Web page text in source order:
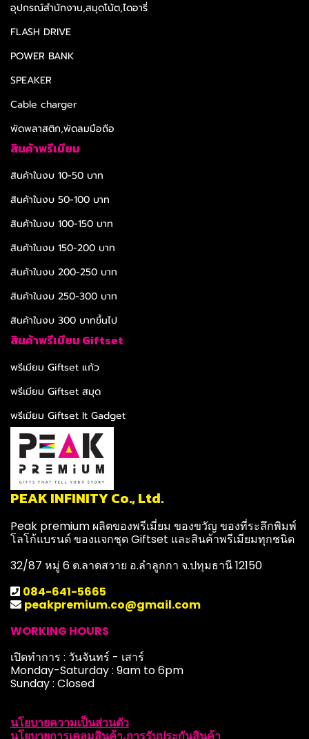
อุปกรณ์สำนักงาน,สมุดโน้ต,ไดอารี่
FLASH DRIVE
POWER BANK
SPEAKER
Cable charger
พัดพลาสติก,พัดลมมือถือ
สินค้าพรีเมียม
สินค้าในงบ 10-50 บาท
สินค้าในงบ 50-100 บาท
สินค้าในงบ 100-150 บาท
สินค้าในงบ 150-200 บาท
สินค้าในงบ 200-250 บาท
สินค้าในงบ 250-300 บาท
สินค้าในงบ 300 บาทขึ้นไป
สินค้าพรีเมียม Giftset
พรีเมียม Giftset แก้ว
พรีเมียม Giftset สมุด
พรีเมียม Giftset It Gadget
PEAK INFINITY Co., Ltd.
Peak premium ผลิตของพรีเมี่ยม ของขวัญ ของที่ระลึกพิมพ์
โลโก้แบรนด์ ของแจกชุด Giftset และสินค้าพรีเมียมทุกชนิด
32/87 หมู่ 6 ต.ลาดสวาย อ.ลำลูกกา จ.ปทุมธานี 12150
084-641-5665
peakpremium.co@gmail.com
WORKING HOURS
เปิดทำการ : วันจันทร์ - เสาร์
Monday-Saturday : 9am to 6pm
Sunday : Closed
นโยบายความเป็นส่วนตัว